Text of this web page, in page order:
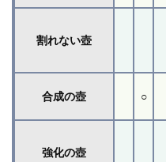
割れない壺
合成の壺 ○
強化の壺